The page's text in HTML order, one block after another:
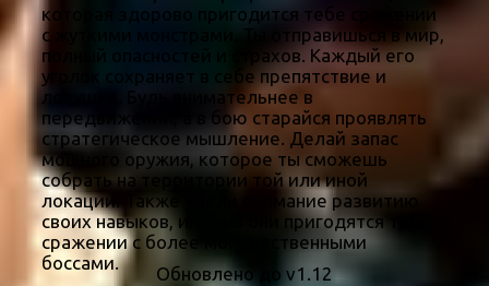
которая здорово пригодится тебе сражении
с жуткими монстрами. Ты отправишься в мир,
полный опасностей и страхов. Каждый его
уголок сохраняет в себе препятствие и
ловушки. Будь внимательнее в
передвижении, а в бою старайся проявлять
стратегическое мышление. Делай запас
мощного оружия, которое ты сможешь
собрать на территории той или иной
локации. Также удели внимание развитию
своих навыков, именно они пригодятся тебе в
сражении с более могущественными
боссами.
Обновлено до v1.12